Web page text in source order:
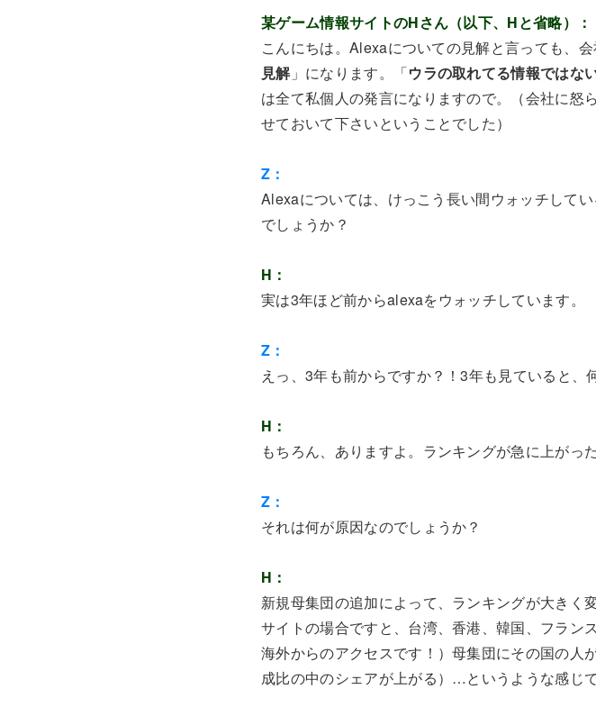
某ゲーム情報サイトのHさん（以下、Hと省略）：
こんにちは。Alexaについての見解と言っても、
見解」になります。「ウラの取れてる情報ではな
は全て私個人の発言になりますので。（会社に怒
せておいて下さいということでした）
Z：
Alexaについては、けっこう長い間ウォッチして
でしょうか？
H：
実は3年ほど前からalexaをウォッチしています。
Z：
えっ、3年も前からですか？！3年も見ていると、
H：
もちろん、ありますよ。ランキングが急に上がっ
Z：
それは何が原因なのでしょうか？
H：
新規母集団の追加によって、ランキングが大きく
サイトの場合ですと、台湾、香港、韓国、フラン
海外からのアクセスです！）母集団にその国の人
成比の中のシェアが上がる）…というような感じで